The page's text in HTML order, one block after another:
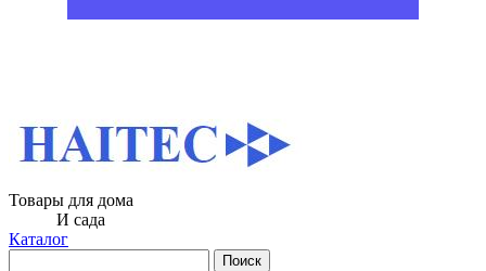
Товары для дома
И сада
Каталог
Поиск